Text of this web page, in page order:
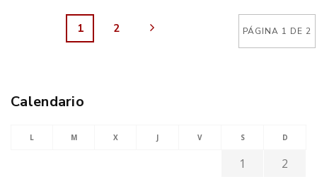
PÁGINA 1 DE 2
1 2
Calendario
L M X J V S D
1
2